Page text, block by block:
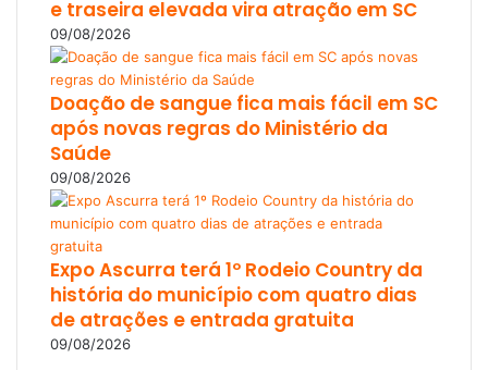
e traseira elevada vira atração em SC
09/08/2026
Doação de sangue fica mais fácil em SC
após novas regras do Ministério da
Saúde
09/08/2026
Expo Ascurra terá 1º Rodeio Country da
história do município com quatro dias
de atrações e entrada gratuita
09/08/2026